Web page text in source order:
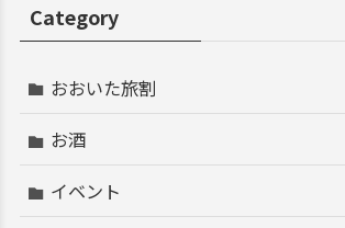
Category
おおいた旅割
お酒
イベント